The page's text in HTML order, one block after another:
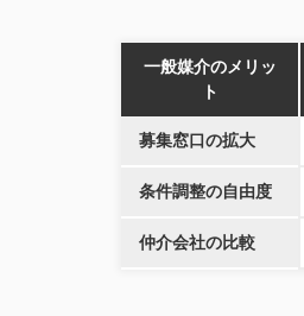
一般媒介のメリッ
ト
募集窓口の拡大
条件調整の自由度
仲介会社の比較